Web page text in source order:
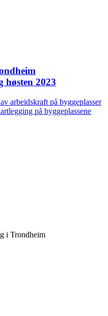
høsten 2023
arbeidskraft på byggeplasser
på byggeplassene
i Trondheim